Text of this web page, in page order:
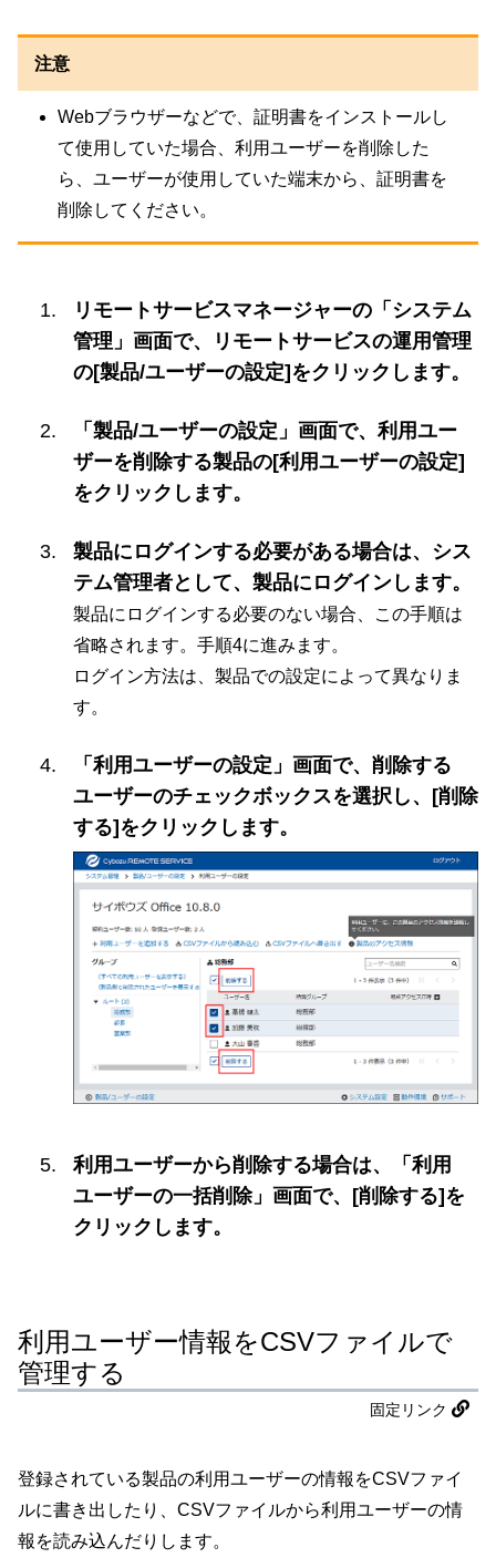
注意
Webブラウザーなどで、証明書をインストールし
て使用していた場合、利用ユーザーを削除した
ら、ユーザーが使用していた端末から、証明書を
削除してください。
リモートサービスマネージャーの「システム
管理」画面で、リモートサービスの運用管理
の[製品/ユーザーの設定]をクリックします。
「製品/ユーザーの設定」画面で、利用ユー
ザーを削除する製品の[利用ユーザーの設定]
をクリックします。
製品にログインする必要がある場合は、シス
テム管理者として、製品にログインします。
製品にログインする必要のない場合、この手順は
省略されます。手順4に進みます。
ログイン方法は、製品での設定によって異なりま
す。
「利用ユーザーの設定」画面で、削除する
ユーザーのチェックボックスを選択し、[削除
する]をクリックします。
利用ユーザーから削除する場合は、「利用
ユーザーの一括削除」画面で、[削除する]を
クリックします。
利用ユーザー情報をCSVファイルで
管理する
固定リンク
登録されている製品の利用ユーザーの情報をCSVファイ
ルに書き出したり、CSVファイルから利用ユーザーの情
報を読み込んだりします。